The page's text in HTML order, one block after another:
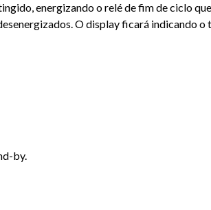
energizando o relé de fim de ciclo
O display ficará indicando
by.